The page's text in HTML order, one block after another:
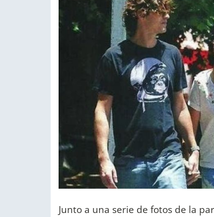
Junto a una serie de fotos de la